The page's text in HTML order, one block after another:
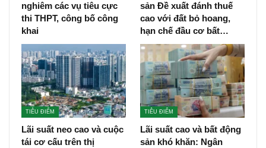
nghiêm các vụ tiêu cực
thi THPT, công bố công
khai
sản Đề xuất đánh thuế
cao với đất bỏ hoang,
hạn chế đầu cơ bất…
TIÊU ĐIỂM
Lãi suất neo cao và cuộc
tái cơ cấu trên thị
TIÊU ĐIỂM
Lãi suất cao và bất động
sản khó khăn: Ngân